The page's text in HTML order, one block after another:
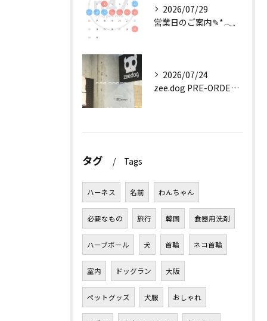
2026/07/29
営業日のご案内✎*𓂃𓈒
2026/07/24
zee.dog PRE-ORDER EVENT
タグ Tags
ハーネス 名前 わんちゃん
必要なもの 旅行 韓国 食器用洗剤
ハーブボール 犬 首輪 ネコ首輪
室内 ドッグラン 大阪
ペットグッズ 犬服 おしゃれ